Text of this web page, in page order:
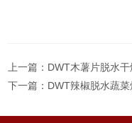
上一篇： DWT木薯片脱水
下一篇： DWT辣椒脱水蔬